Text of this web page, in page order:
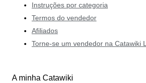
Instruções por categoria
Termos do vendedor
Afiliados
Torne-se um vendedor na Catawiki
A minha Catawiki